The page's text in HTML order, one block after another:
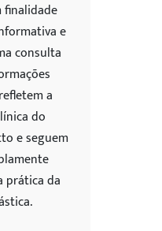
e
consulta
a
do
e seguem
prática da